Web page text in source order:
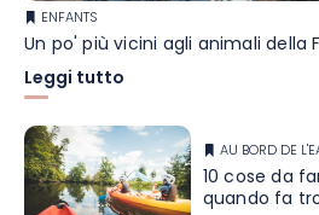
ENFANTS
Un po' più vicini agli animali della
Leggi tutto
AU BORD DE
10 cose da
quando fa